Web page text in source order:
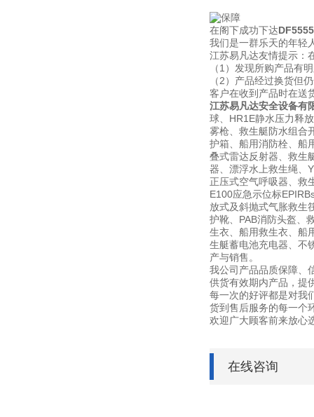
在阁下成功下达
我们是一群乐天的年轻
江苏易凡达友情提示：
（1）发现所购产品有
（2）产品经过换货但
客户在收到产品时在送
江苏易凡达安全设备有
球、HR1E静水压力释
雾枪、救生艇防水组合
护箱、船用消防栓、船
叠式雷达反射器、救生
器、漂浮水上救生绳、
正压式空气呼吸器、救
E100应急示位标
放式及斜抛式气胀救生
护靴、PAB消防头盔、
生衣、船用救生衣、船
生艇蓄电池充电器、不
产与销售。
我公司产品品质保障、
供货有效期内产品，提
每一次的好评都是对我
货到售后服务的每一个
欢迎广大顾客前来放心
在线咨询